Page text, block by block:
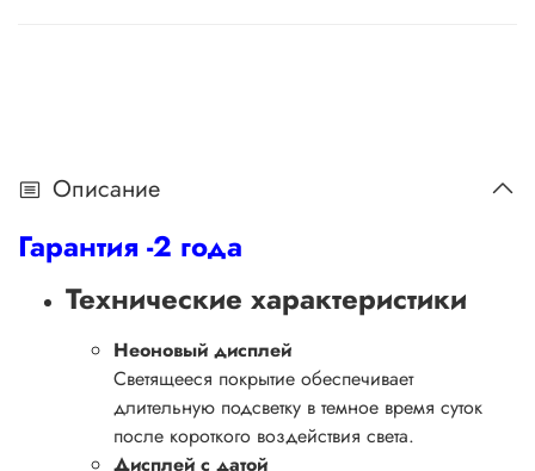
Описание
Гарантия -2 года
Технические характеристики
Неоновый дисплей
Светящееся покрытие обеспечивает
длительную подсветку в темное время суток
после короткого воздействия света.
Дисплей с датой